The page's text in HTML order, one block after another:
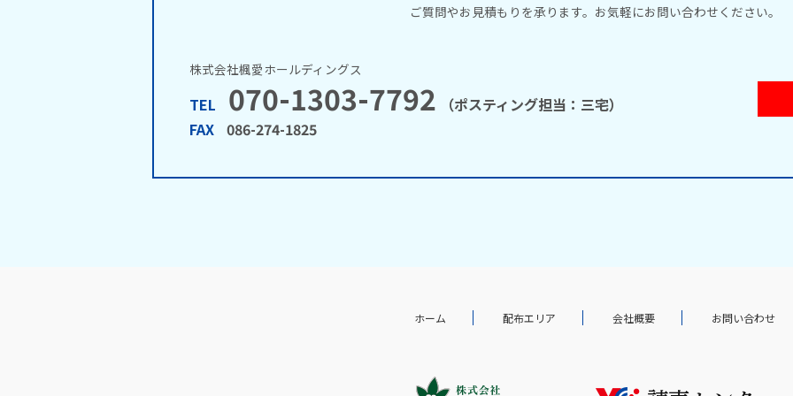
ご質問やお見積もりを承ります。 お気軽にお問い合わせください。
株式会社楓愛ホールディングス
TEL 070-1303-7792 （ポスティング担当：三宅）
FAX 086-274-1825
ホーム 配布エリア 会社概要 お問い合わせ